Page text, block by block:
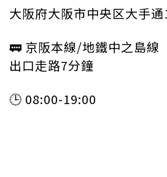
大阪府大阪市中央区大手
🚃 京阪本線/地鐵中之島線
出口走路7分鐘
🕒 08:00-19:00